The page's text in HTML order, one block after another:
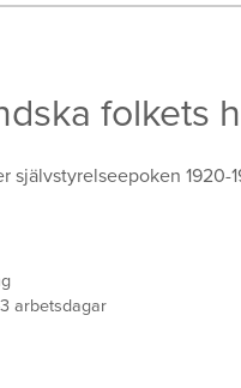
folkets
självstyrelseepoken 1920-
arbetsdagar